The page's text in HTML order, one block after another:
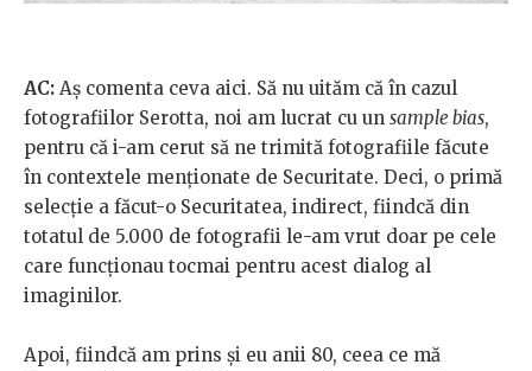
AC: Aș comenta ceva aici. Să nu uităm că în cazul
fotografiilor Serotta, noi am lucrat cu un sample bias,
pentru că i-am cerut să ne trimită fotografiile făcute
în contextele menționate de Securitate. Deci, o primă
selecție a făcut-o Securitatea, indirect, fiindcă din
totatul de 5.000 de fotografii le-am vrut doar pe cele
care funcționau tocmai pentru acest dialog al
imaginilor.
Apoi, fiindcă am prins și eu anii 80, ceea ce mă